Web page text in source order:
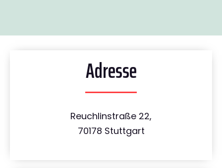
Adresse
Reuchlinstraße 22,
70178 Stuttgart